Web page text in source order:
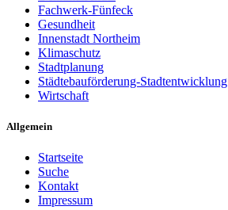
Fachwerk-Fünfeck
Gesundheit
Innenstadt Northeim
Klimaschutz
Stadtplanung
Städtebauförderung-Stadtentwicklung
Wirtschaft
Allgemein
Startseite
Suche
Kontakt
Impressum